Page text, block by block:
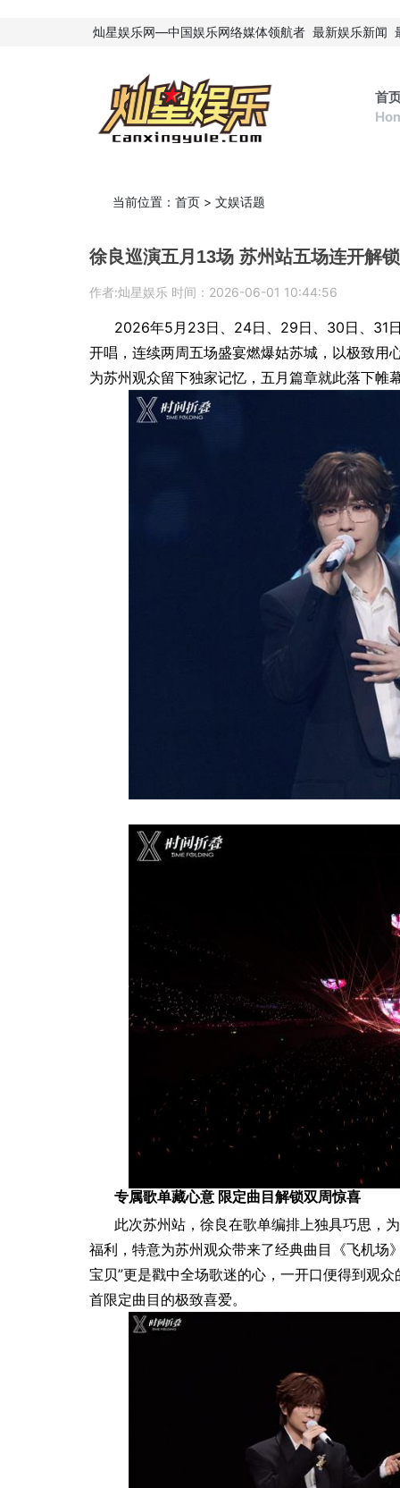
灿星娱乐网—中国娱乐网络媒体领航者 最新娱乐新闻
首
当前位置： 首页 > 文娱话题
徐良巡演五月13场 苏州站五场连开解
作者:灿星娱乐 时间：2026-06-01 10:44:56
2026年5月23日、24日、29日、30日、31
开唱，连续两周五场盛宴燃爆姑苏城，以极致用
为苏州观众留下独家记忆，五月篇章就此落下帷
专属歌单藏心意 限定曲目解锁双周惊喜
此次苏州站，徐良在歌单编排上独具巧思，
福利，特意为苏州观众带来了经典曲目《飞机场
宝贝”更是戳中全场歌迷的心，一开口便得到观
首限定曲目的极致喜爱。
德妃正式官宣罗一舟担任品牌